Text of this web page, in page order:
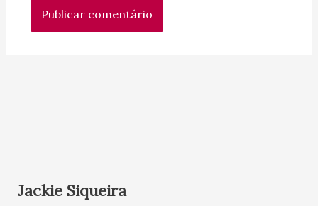
Jackie Siqueira